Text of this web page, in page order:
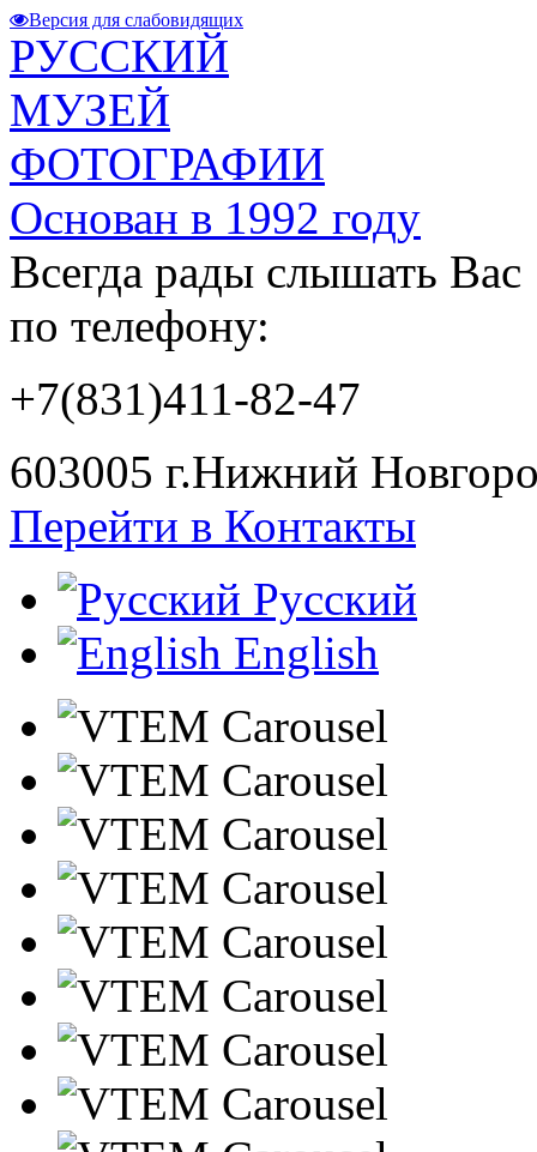
Версия для слабовидящих
РУССКИЙ
МУЗЕЙ
ФОТОГРАФИИ
Основан в 1992 году
Всегда рады слышать Вас
по телефону:
+7(831)411-82-47
603005 г.Нижний
Перейти в Контакты
Русский
English